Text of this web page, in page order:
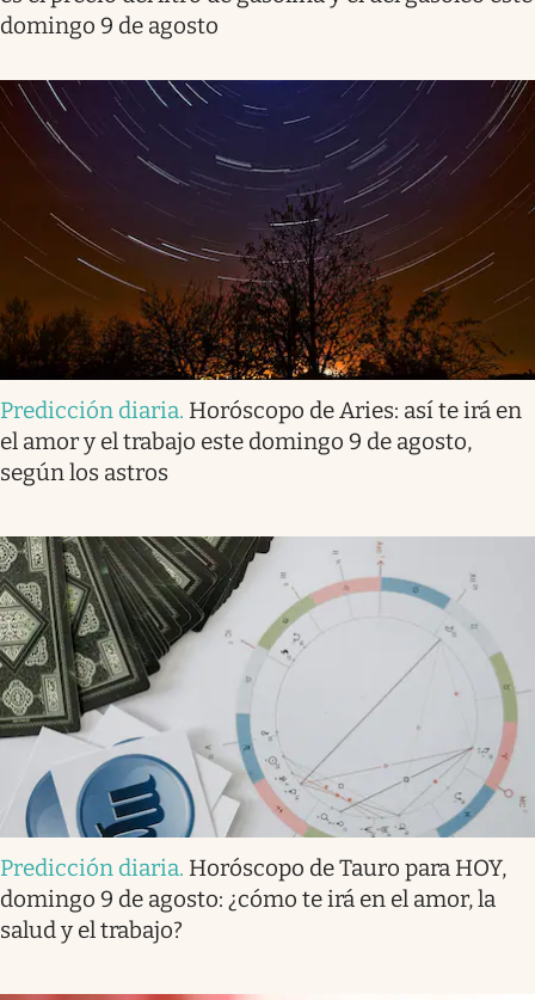
domingo 9 de agosto
Predicción diaria. Horóscopo de Aries: así te irá en
el amor y el trabajo este domingo 9 de agosto,
según los astros
Predicción diaria. Horóscopo de Tauro para HOY,
domingo 9 de agosto: ¿cómo te irá en el amor, la
salud y el trabajo?